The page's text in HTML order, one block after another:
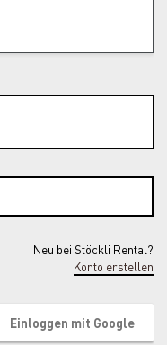
Neu bei Stöckli Rental?
Konto erstellen
Einloggen mit Google